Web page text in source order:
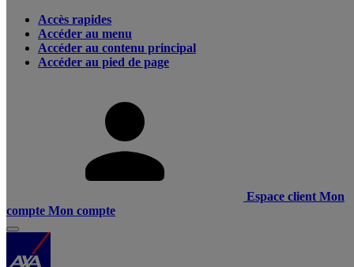
Accès rapides
Accéder au menu
Accéder au contenu principal
Accéder au pied de page
Espace client Mon
compte Mon compte